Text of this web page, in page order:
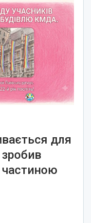
для
частиною